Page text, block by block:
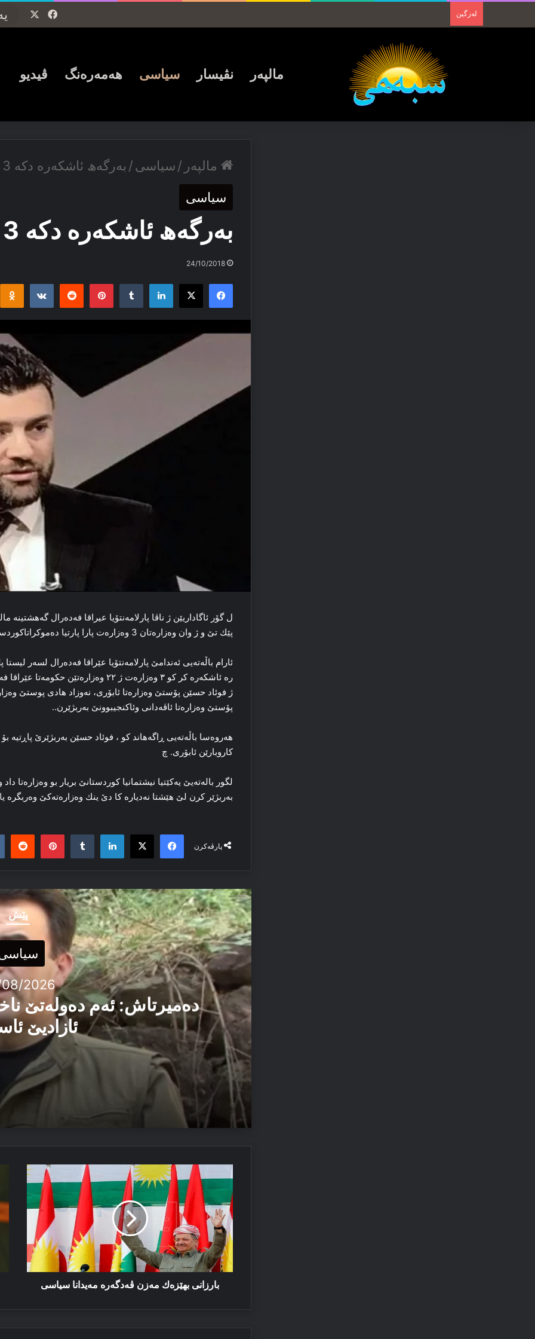
لەزگین Facebook
مالپەر نڤیسار سیاسی ھەمەرەنگ ڤیدیو
مالپەر /سیاسی/ بەرگەھ ئاشكەرە دكە 3 وەزارەتێن ژبۆ پدك
سیاسی
بەرگەھ ئاشكەرە دكە 3 وەزارەتێن ژبۆ پدك
24/10/2018
Facebook
X
LinkedIn
Tumblr
Pinterest
Reddit
پێك تێ و ژ وان وەزارەتان 3 وەزارەت پارا پارتیا دەموكراتاكوردستانێ دبن.
ئارام باڵەتەیی ئەندامێ پارلامەنتۆیا عێراقا فەدەرال لسەر
رە ئاشكەرە كر كو ٣ وەزارەت ژ ٢٢
ژ فوئاد حسێن پۆستێ وەزارەتا ئابۆری، نەوزاد ھادی پوستێ
پۆستێ وەزارەتا ئاڤەدانی وئاکنجیبوونێ بەربژێرن..
ھەروەسا باڵەتەیی ڕاگەھاند کو ، فوئاد حسێن بەربژێرێ
کاروبارێن ئابۆری. چ
لگور بالەتەیێ یەکێتیا نیشتمانیا کوردستانێ بریار بو وەزارەتا
بەربژێر كرن لێ ھێشتا نەدیارە كا دێ ینك وەزارەتەكێ وەربگرە
پارڤەکرن
Facebook
X
LinkedIn
Tumblr
پێش
2026
دەمیرتاش: ئەم دەولەتێ
ئازادیێ
06/08/2026
دەمیرتاش: ئەم دەولەتێ ناخوازن دەولەت ل پێشییا
پەیاما سەرۆک نێچیرڤان بارزانی د سالڤەگەرا جینۆساییدابارزانی
بھێزەك
مەزن
ڤەدگەرە
مەیدانا
سیاسی
بارزانی بھێزەك مەزن ڤەدگەرە مەیدانا سیاسی